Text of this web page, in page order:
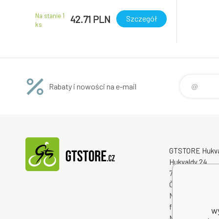
Na stanie 1
ks
42.71 PLN Szczegół
Rabaty i nowości na e-mail
GTSTORE
Hukvaldy 24
73946 Hukvaldy
Česká republika
Numer
firmy: